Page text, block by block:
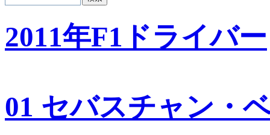
2011年F1ドライバー
01 セバスチャン・